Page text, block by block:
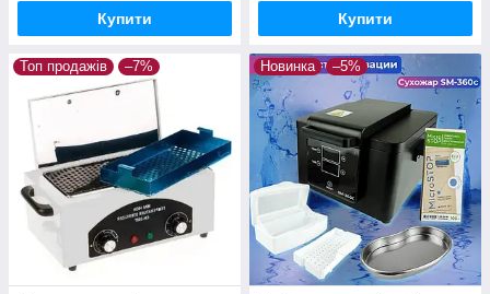
Купити Купити
Топ продажів –7% Новинка –5%